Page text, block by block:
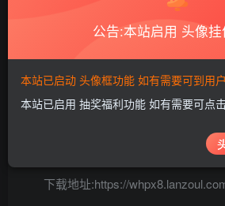
下载地址:https://
公告:本站启用 头像
本站已启动 头像框功能 如有需要可到用
本站已启用 抽奖福利功能 如有需要可点